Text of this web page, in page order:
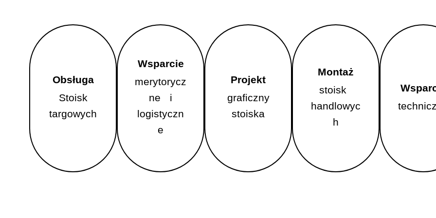
Obsługa
Stoisk
targowych
Obsługa
Stoisk
targowych
Wsparcie
merytorycz
ne i
logistyczn
e
Wsparcie
merytorycz
logistyczne
Projekt
graficzny
stoiska
Projekt
graficzny
stoiska
Montaż
stoisk
handlowyc
h
Montaż
stoisk
handlowyc
h